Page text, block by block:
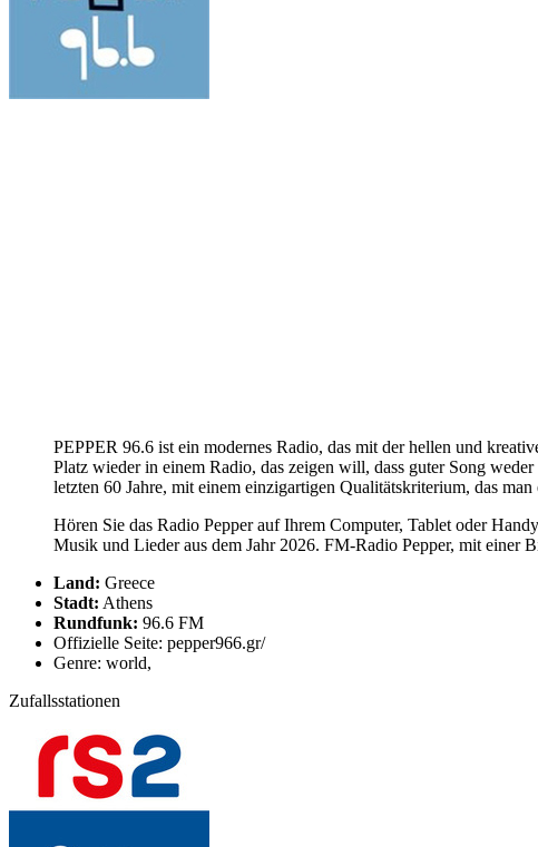
PEPPER 96.6 ist ein modernes Radio, das mit der hellen und
Platz wieder in einem Radio, das zeigen will, dass guter Song
letzten 60 Jahre, mit einem einzigartigen Qualitätskriterium, das
Hören Sie das Radio Pepper auf Ihrem Computer, Tablet oder
Musik und Lieder aus dem Jahr 2026. FM-Radio Pepper, mit einer
Land: Greece
Stadt: Athens
Rundfunk: 96.6 FM
Offizielle Seite: pepper966.gr/
Genre: world,
Zufallsstationen